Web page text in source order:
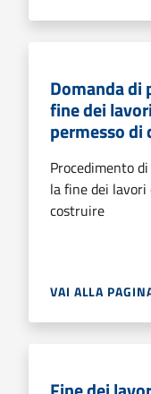
Domanda di
fine dei
permesso di
Procedimento
la fine dei
costruire
VAI ALLA